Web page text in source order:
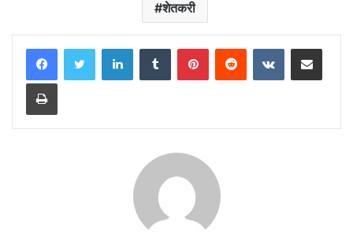
शेतकरी
LinkedInTumblr PinterestReddit VKontakteShare via Email
Print